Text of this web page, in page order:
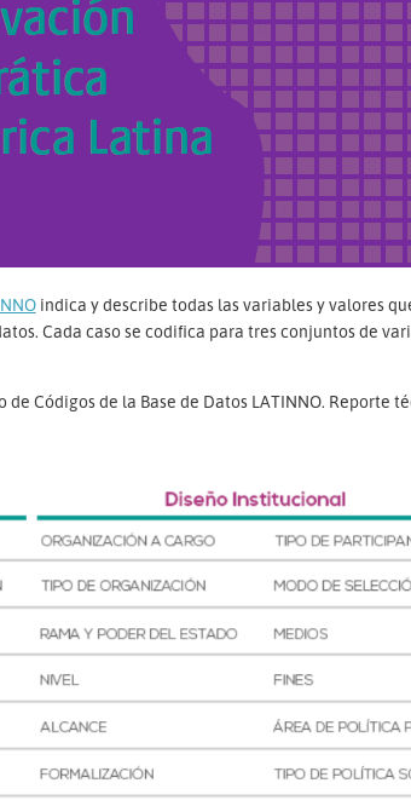
indica y describe todas las variables y valores
Cada caso se codifica para tres conjuntos de
de Códigos de la Base de Datos LATINNO. Reporte